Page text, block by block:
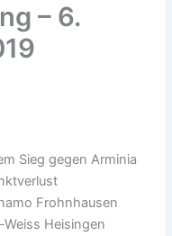
– 6.
Sieg gegen Arminia
Frohnhausen
Heisingen